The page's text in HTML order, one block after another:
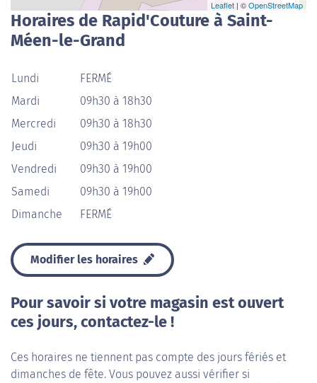
Leaflet | ©OpenStreetMap
Horaires de Rapid'Couture à Saint-
Méen-le-Grand
Lundi
FERMÉ
Mardi
09h30 à 18h30
Mercredi
09h30 à 18h30
Jeudi
09h30 à 19h00
Vendredi
09h30 à 19h00
Samedi
09h30 à 19h00
Dimanche
FERMÉ
Modifier les horaires
Pour savoir si votre magasin est ouvert
ces jours, contactez-le !
Ces horaires ne tiennent pas compte des jours fériés et
dimanches de fête. Vous pouvez aussi vérifier si